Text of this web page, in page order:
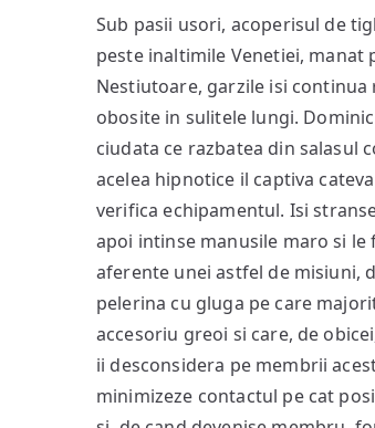
Sub pasii usori, acoperisul de
peste inaltimile Venetiei,
Nestiutoare, garzile isi
obosite in sulitele lungi.
ciudata ce razbatea din salasul
acelea hipnotice il captiva
verifica echipamentul. Isi
apoi intinse manusile maro si
aferente unei astfel de misiuni,
pelerina cu gluga pe care
accesoriu greoi si care, de
ii desconsidera pe membrii
minimizeze contactul pe cat